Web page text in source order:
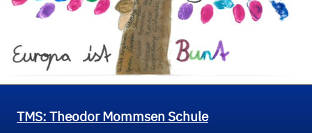
TMS: Theodor Mommsen Schule